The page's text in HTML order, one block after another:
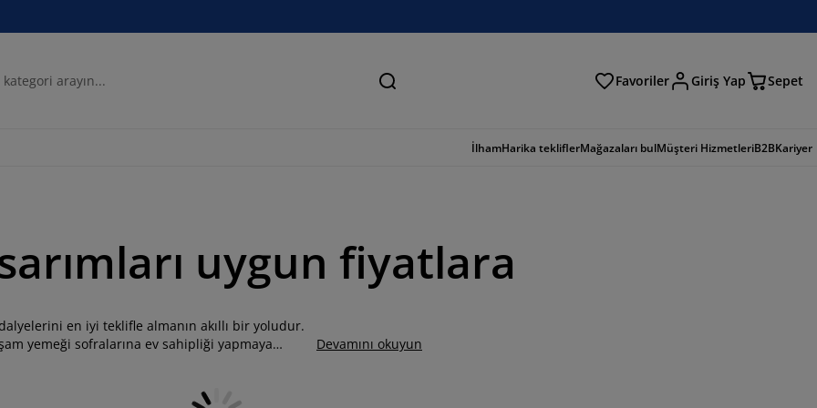
Ara Favoriler Giriş Yap Sepet
İlhamHarika tekliflerMağazaları bulMüşteri HizmetleriB2BKariyer
uygun fiyatlara
en iyi teklifle almanın akıllı bir yoludur.
yemeği sofralarına ev sahipliği yapmaya
dekoruyla uyumlu bir yemek masası takımına
Devamını okuyun